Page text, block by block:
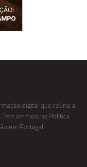
digital que reúne a
um foco na Política
em Portugal.